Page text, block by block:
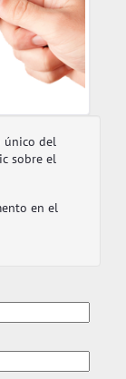
único del
sobre el
en el